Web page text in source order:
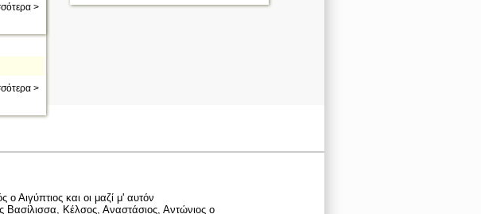
>
>
ο Αιγύπτιος και οι μαζί μ' αυτόν
Βασίλισσα, Κέλσος, Αναστάσιος, Αντώνιος ο